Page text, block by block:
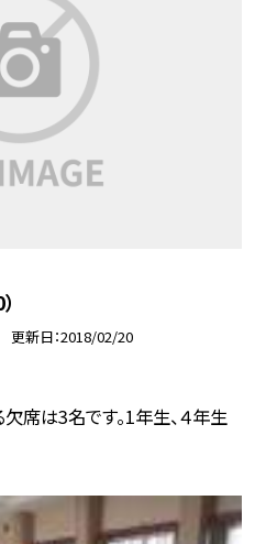
更新日 2018/02/20
席は3名です。1年生、４年生